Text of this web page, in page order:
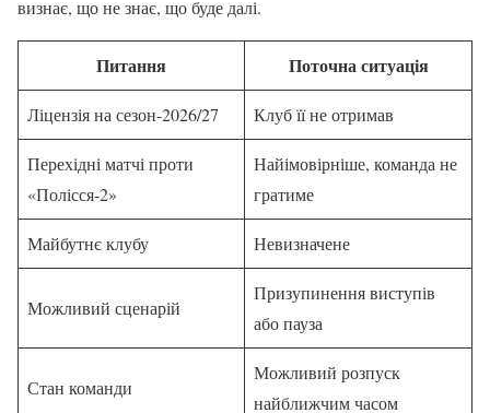
визнає, що не знає, що буде далі.
Питання Поточна ситуація
Ліцензія на сезон-2026/27 Клуб її не отримав
Перехідні матчі проти
«Полісся-2»
Найімовірніше, команда не
гратиме
Майбутнє клубу Невизначене
Можливий сценарій
Призупинення виступів
або пауза
Стан команди
Можливий розпуск
найближчим часом